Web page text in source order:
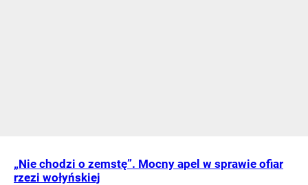
„Nie chodzi o zemstę”. Mocny apel w sprawie ofiar
rzezi wołyńskiej